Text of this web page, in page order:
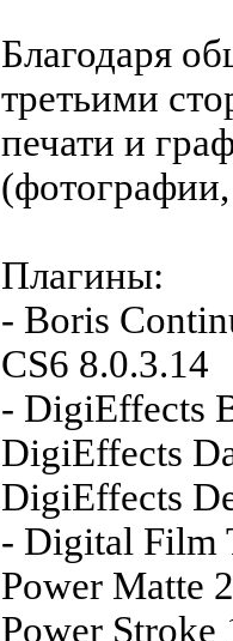
Благодаря
третьими
печати и
Плагины:
- Boris
CS6 8.0.3.14
- DigiEffects
DigiEffects
DigiEffects
- Digital Film
Power Matte
Power Stroke